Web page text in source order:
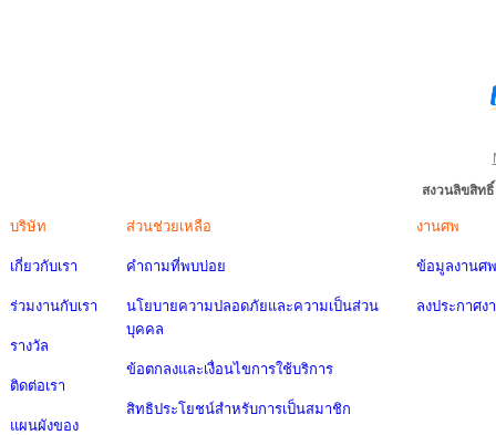
สงวนลิขสิท
บริษัท
เกี่ยวกับเรา
ร่วมงานกับเรา
รางวัล
ติดต่อเรา
แผนผังของ
ส่วนช่วยเหลือ
คำถามที่พบบ่อย
นโยบายความปลอดภัยและความเป็นส่วน
บุคคล
ข้อตกลงและเงื่อนไขการใช้บริการ
สิทธิประโยชน์สำหรับการเป็นสมาชิก
งานศพ
ข้อมูลงานศพ
ลงประกาศง